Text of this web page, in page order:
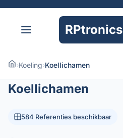
RPtronics
›Koeling›Koellichamen
Koellichamen
584 Referenties beschikbaar